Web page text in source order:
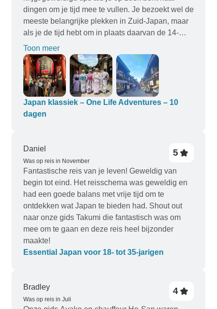
dingen om je tijd mee te vullen. Je bezoekt wel de
meeste belangrijke plekken in Zuid-Japan, maar
als je de tijd hebt om in plaats daarvan de 14-
daagse tour te doen, zou ik dat zeker aanraden,
want 10 dagen voelt niet lang genoeg!
Toon meer
Japan klassiek – One Life Adventures – 10
dagen
Daniel
Was op reis in November
5
Fantastische reis van je leven! Geweldig van
begin tot eind. Het reisschema was geweldig en
had een goede balans met vrije tijd om te
ontdekken wat Japan te bieden had. Shout out
naar onze gids Takumi die fantastisch was om
mee om te gaan en deze reis heel bijzonder
maakte!
Essential Japan voor 18- tot 35-jarigen
Bradley
Was op reis in Juli
4